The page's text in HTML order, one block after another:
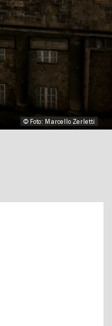
© Foto: Marcello Zerletti